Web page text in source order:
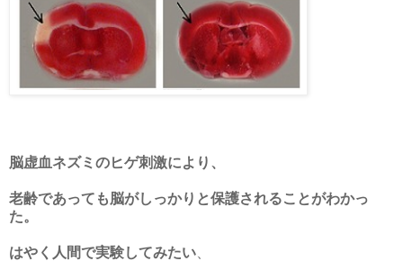
脳虚血ネズミのヒゲ刺激により、
老齢であっても脳がしっかりと保護されることがわかっ
た。
はやく人間で実験してみたい